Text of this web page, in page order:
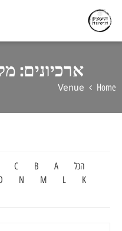
ארכיונים:
Home
Venue
הכל A
B
C
K
L
M
N